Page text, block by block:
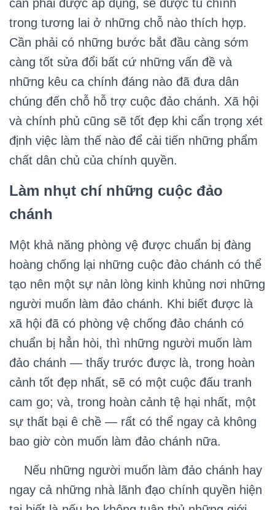
cần phải được áp dụng, sẽ được tu chính
trong tương lai ở những chỗ nào thích hợp.
Cần phải có những bước bắt đầu càng sớm
càng tốt sửa đổi bất cứ những vấn đề và
những kêu ca chính đáng nào đã đưa dân
chúng đến chỗ hỗ trợ cuộc đảo chánh. Xã hội
và chính phủ cũng sẽ tốt đẹp khi cẩn trọng xét
định việc làm thế nào để cải tiến những phẩm
chất dân chủ của chính quyền.
Làm nhụt chí những cuộc đảo
chánh
Một khả năng phòng vệ được chuẩn bị đàng
hoàng chống lại những cuộc đảo chánh có thể
tạo nên một sự nản lòng kinh khủng nơi những
người muốn làm đảo chánh. Khi biết được là
xã hội đã có phòng vệ chống đảo chánh có
chuẩn bị hẳn hòi, thì những người muốn làm
đảo chánh — thấy trước được là, trong hoàn
cảnh tốt đẹp nhất, sẽ có một cuộc đấu tranh
cam go; và, trong hoàn cảnh tệ hại nhất, một
sự thất bại ê chề — rất có thể ngay cả không
bao giờ còn muốn làm đảo chánh nữa.
Nếu những người muốn làm đảo chánh hay
ngay cả những nhà lãnh đạo chính quyền hiện